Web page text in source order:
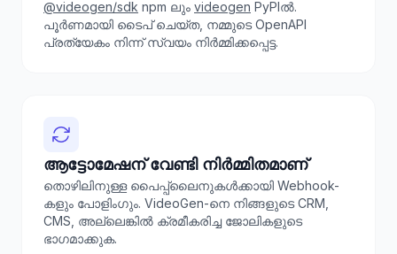
@videogen/sdk npm ലും videogen PyPIൽ.
പൂർണമായി ടൈപ് ചെയ്ത, നമ്മുടെ OpenAPI
പ്രത്യേകം നിന്ന് സ്വയം നിർമ്മിക്കപ്പെട്ട.
ആട്ടോമേഷന് വേണ്ടി നിർമ്മിതമാണ്
തൊഴിലിനുള്ള പൈപ്പ്‌ലൈനുകൾക്കായി Webhook-
കളും പോളിംഗും. VideoGen-നെ നിങ്ങളുടെ CRM,
CMS, അല്ലെങ്കിൽ ക്രമീകരിച്ച ജോലികളുടെ
ഭാഗമാക്കുക.